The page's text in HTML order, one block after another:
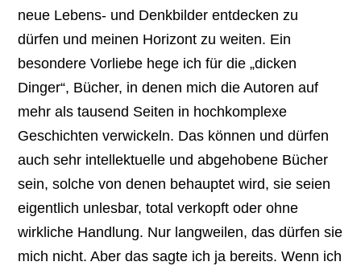
neue Lebens- und Denkbilder entdecken zu
dürfen und meinen Horizont zu weiten. Ein
besondere Vorliebe hege ich für die „dicken
Dinger“, Bücher, in denen mich die Autoren auf
mehr als tausend Seiten in hochkomplexe
Geschichten verwickeln. Das können und dürfen
auch sehr intellektuelle und abgehobene Bücher
sein, solche von denen behauptet wird, sie seien
eigentlich unlesbar, total verkopft oder ohne
wirkliche Handlung. Nur langweilen, das dürfen sie
mich nicht. Aber das sagte ich ja bereits. Wenn ich